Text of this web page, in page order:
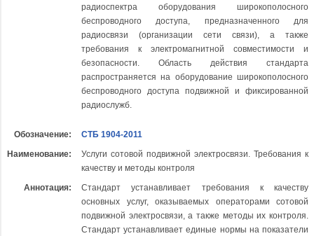
радиоспектра оборудования широкополосного
беспроводного доступа, предназначенного для
радиосвязи (организации сети связи), а также
требования к электромагнитной совместимости и
безопасности. Область действия стандарта
распространяется на оборудование широкополосного
беспроводного доступа подвижной и фиксированной
радиослужб.
Обозначение:
СТБ 1904-2011
Наименование:
Услуги сотовой подвижной электросвязи. Требования к
качеству и методы контроля
Аннотация:
Стандарт устанавливает требования к качеству
основных услуг, оказываемых операторами сотовой
подвижной электросвязи, а также методы их контроля.
Стандарт устанавливает единые нормы на показатели